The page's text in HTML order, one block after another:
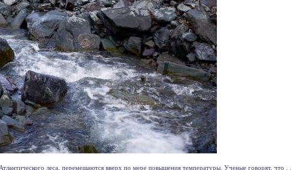
леса, перемещаются вверх по мере повышения температуры. Ученые говорят, что . . .